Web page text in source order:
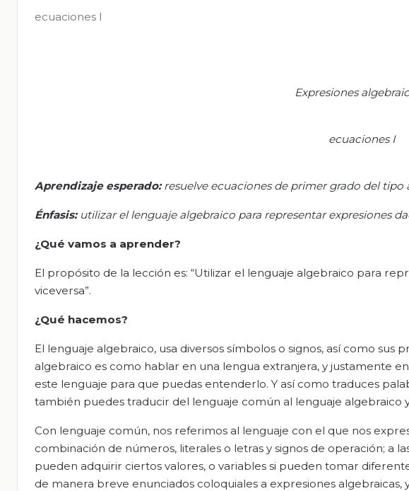
ecuaciones I
Expresiones
ecuaciones I
Aprendizaje esperado:resuelve ecuaciones de primer grado del tipo
Énfasis:utilizar el lenguaje algebraico para representar expresiones
¿Qué vamos a aprender?
El propósito de la lección es: “Utilizar el lenguaje algebraico para
viceversa”.
¿Qué hacemos?
El lenguaje algebraico, usa diversos símbolos o signos, así como sus
algebraico es como hablar en una lengua extranjera, y justamente
este lenguaje para que puedas entenderlo. Y así como traduces
también puedes traducir del lenguaje común al lenguaje algebraico
Con lenguaje común, nos referimos al lenguaje con el que nos
combinación de números, literales o letras y signos de operación; a
pueden adquirir ciertos valores, o variables si pueden tomar
de manera breve enunciados coloquiales a expresiones